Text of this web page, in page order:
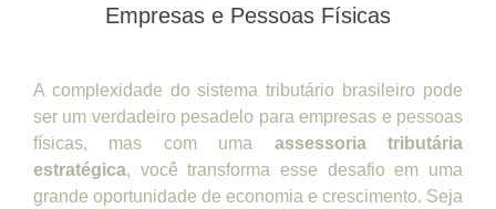
Empresas e Pessoas Físicas
A complexidade do sistema tributário brasileiro pode
ser um verdadeiro pesadelo para empresas e pessoas
físicas, mas com uma assessoria tributária
estratégica, você transforma esse desafio em uma
grande oportunidade de economia e crescimento. Seja